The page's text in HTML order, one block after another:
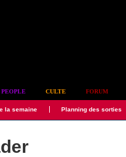
PEOPLE CULTE FORUM
la semaine Planning des sorties